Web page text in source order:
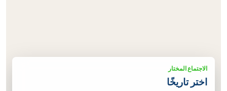
الاجتماع المختار
اختر تاريخًا